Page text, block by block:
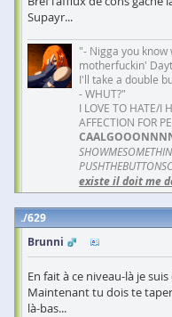
Supayr...
"- Nigga you
motherfuckin'
I'll take a double
- WHUT?"
I LOVE TO HATE/I
AFFECTION FOR
existe il doit me
629
Brunni
En fait à ce niveau-là je
Maintenant tu dois te
là-bas...